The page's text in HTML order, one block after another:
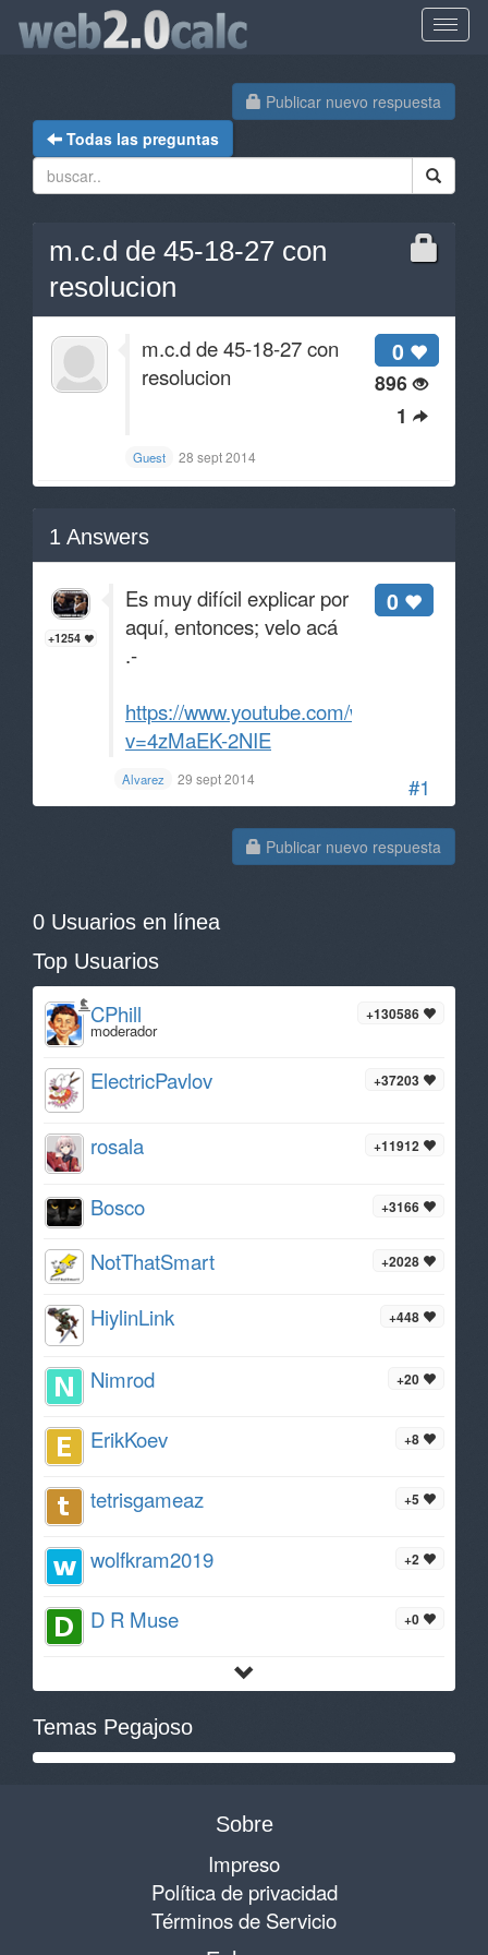
Publicar nuevo respuesta
Todas las preguntas
m.c.d de 45-18-27 con
resolucion
0
896
1
m.c.d de 45-18-27 con
resolucion
Guest 28 sept 2014
1 Answers
#1
+1254
0
Es muy difícil explicar por
aquí, entonces; velo acá
.-
https://www.youtube.com/watch?
v=4zMaEK-2NIE
Alvarez 29 sept 2014
Publicar nuevo respuesta
0 Usuarios en línea
Top Usuarios
+130586
CPhill
moderador
+37203
ElectricPavlov
+11912
rosala
+3166
Bosco
+2028
NotThatSmart
+448
HiylinLink
+20
Nimrod
+8
ErikKoev
+5
tetrisgameaz
+2
wolfkram2019
+0
D R Muse
Temas Pegajoso
Sobre
Impreso
Política de privacidad
Términos de Servicio